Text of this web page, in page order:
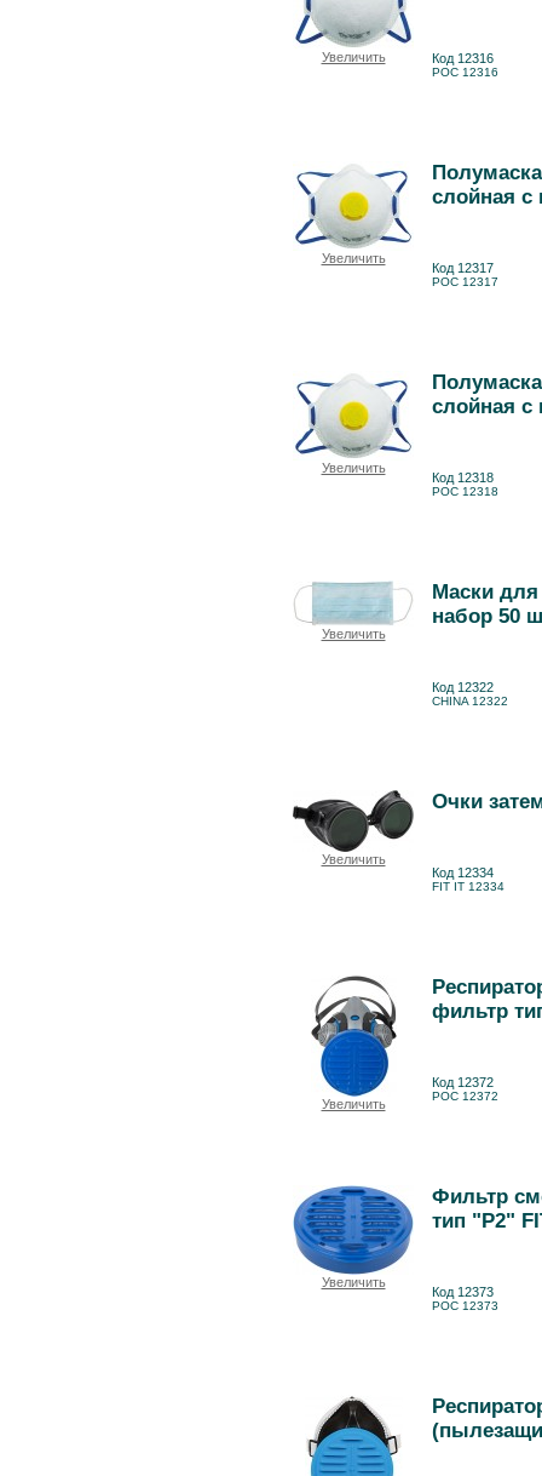
Увеличить Код 12316
РОС 12316
Увеличить
слойная с
Код 12317
РОС 12317
Увеличить
слойная с
Код 12318
РОС 12318
Увеличить
Маски для
набор 50
Код 12322
CHINA 12322
Увеличить
Очки
Код 12334
FIT IT 12334
Увеличить
фильтр
Код 12372
РОС 12372
Увеличить
Фильтр
тип "Р2"
Код 12373
РОС 12373